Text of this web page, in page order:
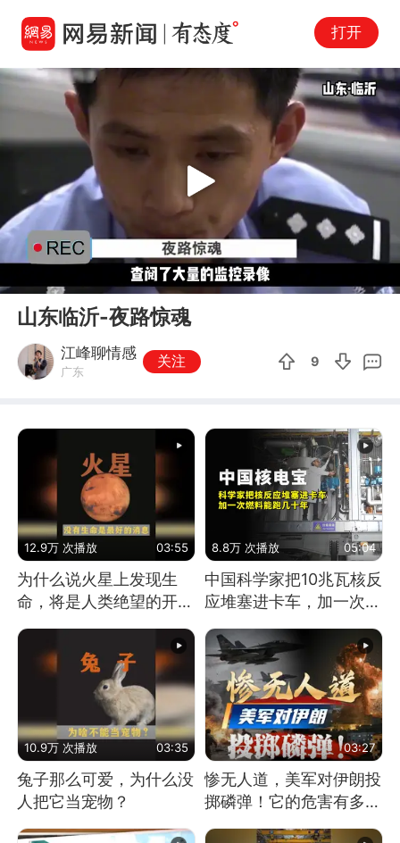
打开
Play
山东临沂-夜路惊魂
江峰聊情感
广东
关注 9
12.9万 次播放 03:55
为什么说火星上发现生
命，将是人类绝望的开
始？
8.8万 次播放 05:04
中国科学家把10兆瓦核反
应堆塞进卡车，加一次燃
料能跑几十年
10.9万 次播放 03:35
兔子那么可爱，为什么没
人把它当宠物？
03:27
惨无人道，美军对伊朗投
掷磷弹！它的危害有多